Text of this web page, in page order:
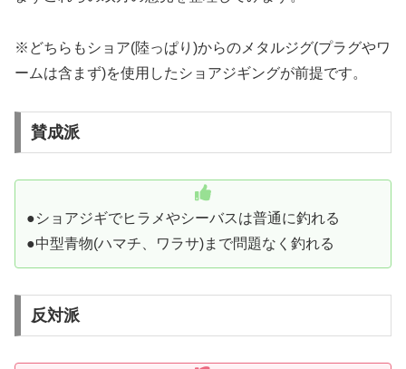
※どちらもショア(陸っぱり)からのメタルジグ(プラグやワ
ームは含まず)を使用したショアジギングが前提です。
賛成派
●ショアジギでヒラメやシーバスは普通に釣れる
●中型青物(ハマチ、ワラサ)まで問題なく釣れる
反対派